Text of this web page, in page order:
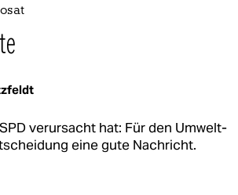
verursacht hat: Für den Umwelt-
eine gute Nachricht.